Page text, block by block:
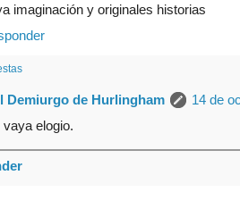
imaginación y originales historias
Demiurgo de Hurlingham
14 de
vaya elogio.